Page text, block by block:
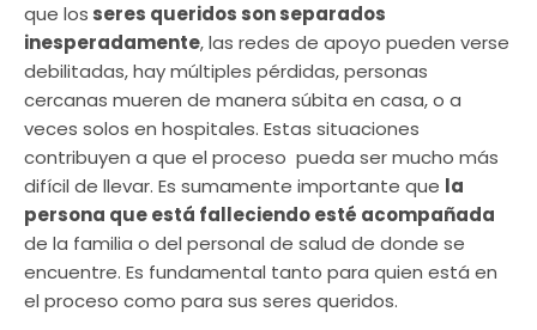
que los seres queridos son separados
inesperadamente, las redes de apoyo pueden verse
debilitadas, hay múltiples pérdidas, personas
cercanas mueren de manera súbita en casa, o a
veces solos en hospitales. Estas situaciones
contribuyen a que el proceso pueda ser mucho más
difícil de llevar. Es sumamente importante que la
persona que está falleciendo esté acompañada
de la familia o del personal de salud de donde se
encuentre. Es fundamental tanto para quien está en
el proceso como para sus seres queridos.